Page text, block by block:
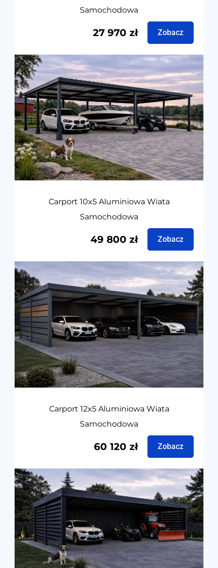
Samochodowa
27 970 zł Zobacz
Carport 10x5 Aluminiowa Wiata
Samochodowa
49 800 zł Zobacz
Carport 12x5 Aluminiowa Wiata
Samochodowa
60 120 zł Zobacz